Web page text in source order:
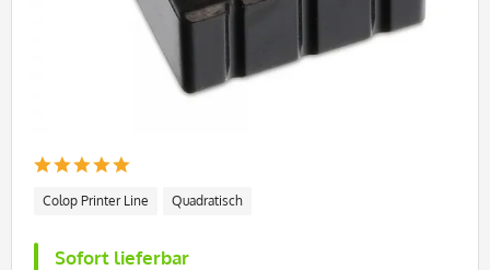
Colop Printer Line Quadratisch
Sofort lieferbar